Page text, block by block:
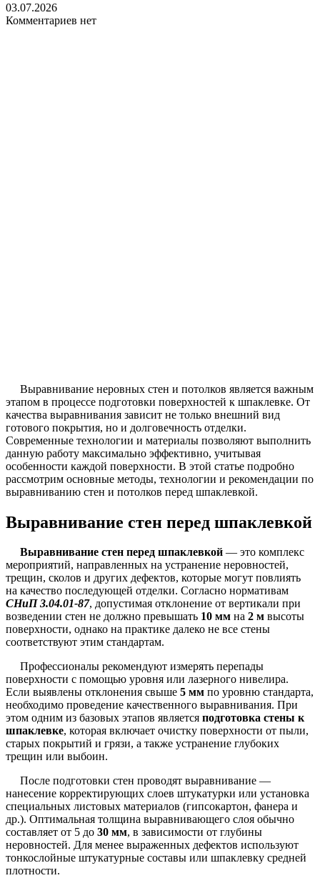
03.07.2026
Комментариев нет
Выравнивание неровных стен и потолков является важным
этапом в процессе подготовки поверхностей к шпаклевке. От
качества выравнивания зависит не только внешний вид
готового покрытия, но и долговечность отделки.
Современные технологии и материалы позволяют выполнить
данную работу максимально эффективно, учитывая
особенности каждой поверхности. В этой статье подробно
рассмотрим основные методы, технологии и рекомендации по
выравниванию стен и потолков перед шпаклевкой.
Выравнивание стен перед шпаклевкой
Выравнивание стен перед шпаклевкой — это комплекс
мероприятий, направленных на устранение неровностей,
трещин, сколов и других дефектов, которые могут повлиять
на качество последующей отделки. Согласно нормативам
СНиП 3.04.01-87, допустимая отклонение от вертикали при
возведении стен не должно превышать 10 мм на 2 м высоты
поверхности, однако на практике далеко не все стены
соответствуют этим стандартам.
Профессионалы рекомендуют измерять перепады
поверхности с помощью уровня или лазерного нивелира.
Если выявлены отклонения свыше 5 мм по уровню стандарта,
необходимо проведение качественного выравнивания. При
этом одним из базовых этапов является подготовка стены к
шпаклевке, которая включает очистку поверхности от пыли,
старых покрытий и грязи, а также устранение глубоких
трещин или выбоин.
После подготовки стен проводят выравнивание —
нанесение корректирующих слоев штукатурки или установка
специальных листовых материалов (гипсокартон, фанера и
др.). Оптимальная толщина выравнивающего слоя обычно
составляет от 5 до 30 мм, в зависимости от глубины
неровностей. Для менее выраженных дефектов используют
тонкослойные штукатурные составы или шпаклевку средней
плотности.